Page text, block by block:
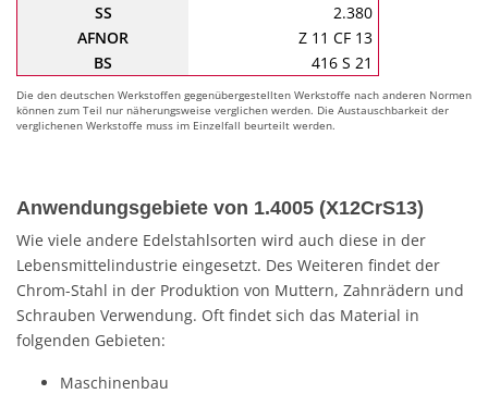
SS
2.380
AFNOR
Z 11 CF 13
BS
416 S 21
Die den deutschen Werkstoffen gegenübergestellten Werkstoffe nach anderen Normen
können zum Teil nur näherungsweise verglichen werden. Die Austauschbarkeit der
verglichenen Werkstoffe muss im Einzelfall beurteilt werden.
Anwendungsgebiete von 1.4005 (X12CrS13)
Wie viele andere Edelstahlsorten wird auch diese in der
Lebensmittelindustrie eingesetzt. Des Weiteren findet der
Chrom-Stahl in der Produktion von Muttern, Zahnrädern und
Schrauben Verwendung. Oft findet sich das Material in
folgenden Gebieten:
Maschinenbau